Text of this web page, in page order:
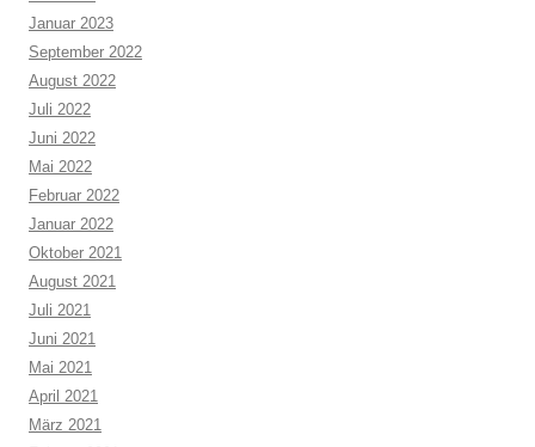
Januar 2023
September 2022
August 2022
Juli 2022
Juni 2022
Mai 2022
Februar 2022
Januar 2022
Oktober 2021
August 2021
Juli 2021
Juni 2021
Mai 2021
April 2021
März 2021